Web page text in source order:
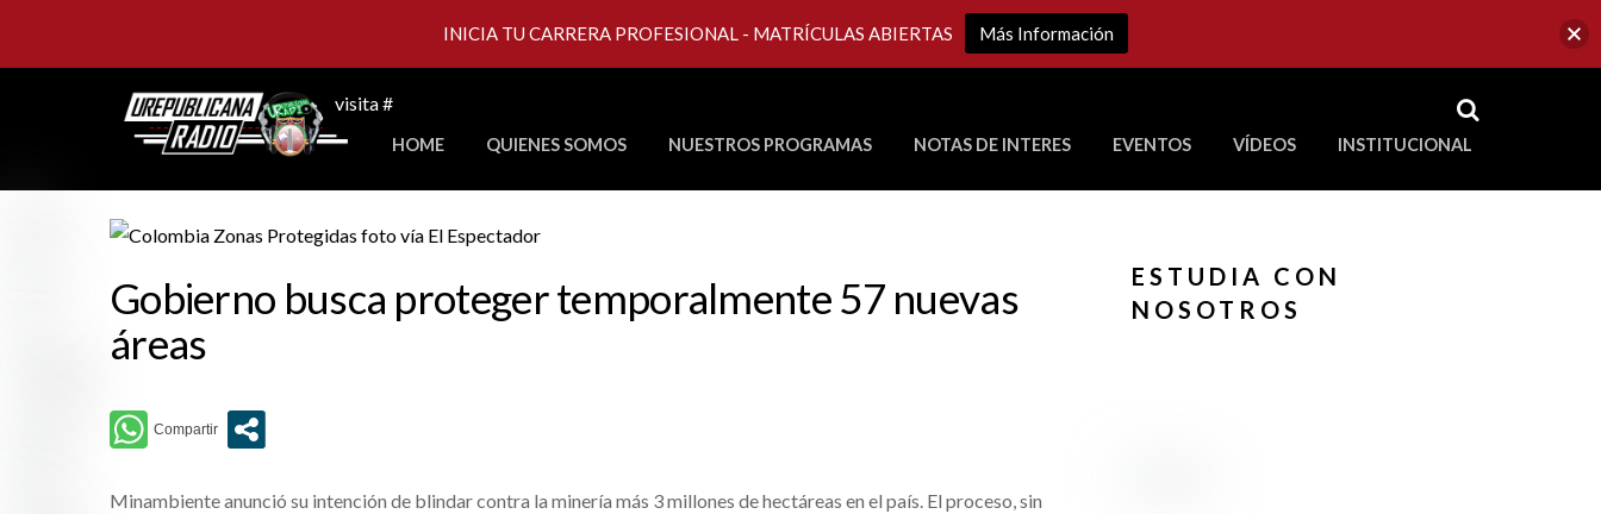
visita # RSS
HOME QUIENES SOMOS NUESTROS PROGRAMAS NOTAS DE INTERES EVENTOS VÍDEOS INSTITUCIONAL
Gobierno busca proteger temporalmente 57 nuevas
áreas
Minambiente anunció su intención de blindar contra la minería más 3 millones de hectáreas en el país. El proceso, sin
ESTUDIA CON
NOSOTROS
INICIA TU CARRERA PROFESIONAL - MATRÍCULAS ABIERTAS Más Información